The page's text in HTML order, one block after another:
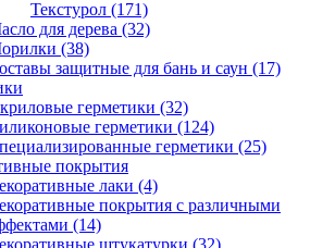
Текстурол (171)
для дерева (32)
(38)
защитные для бань и саун (17)
герметики (32)
герметики (124)
герметики (25)
покрытия
лаки (4)
покрытия с различными
(14)
штукатурки (32)